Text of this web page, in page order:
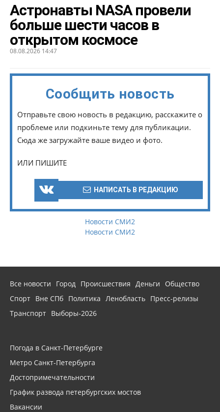
Астронавты NASA провели
больше шести часов в
открытом космосе
08.08.2026 14:47
Сообщить новость
Отправьте свою новость в редакцию, расскажите о
проблеме или подкиньте тему для публикации.
Сюда же загружайте ваше видео и фото.
ИЛИ ПИШИТЕ
НАПИСАТЬ В РЕДАКЦИЮ
Новости СМИ2
Новости СМИ2
Все новости Город Происшествия Деньги
Общество
Спорт Вне СПб Политика Ленобласть Пресс-релизы
Транспорт Выборы-2026
Погода в Санкт-Петербурге
Метро Санкт-Петербурга
Достопримечательности
График развода петербургских мостов
Вакансии